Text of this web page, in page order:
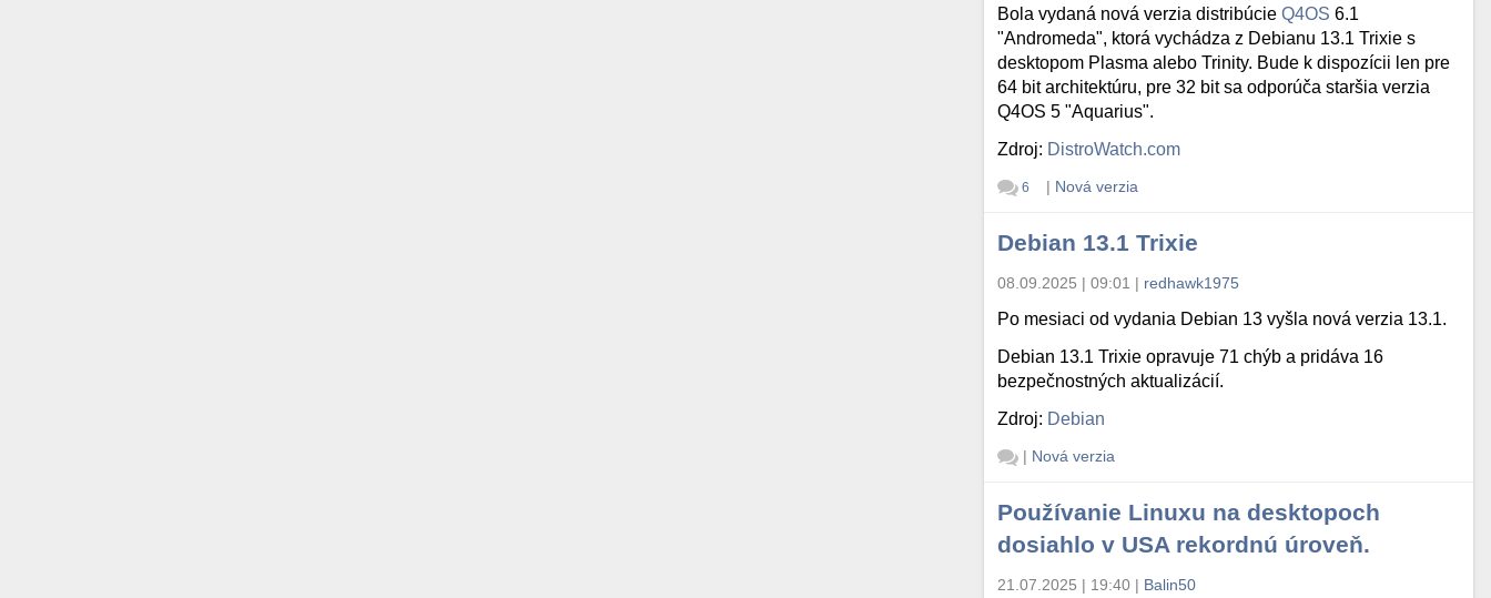
Bola vydaná nová verzia distribúcieQ4OS 6.1
"Andromeda", ktorá vychádza z Debianu 13.1 Trixie s
desktopom Plasma alebo Trinity. Bude k dispozícii len pre
64 bit architektúru, pre 32 bit sa odporúča staršia verzia
Q4OS 5 "Aquarius".
Zdroj: DistroWatch.com
6 | Nová verzia
Debian 13.1 Trixie
08.09.2025 | 09:01 | redhawk1975
Po mesiaci od vydania Debian 13 vyšla nová verzia 13.1.
Debian 13.1 Trixie opravuje 71 chýb a pridáva 16
bezpečnostných aktualizácií.
Zdroj: Debian
| Nová verzia
Používanie Linuxu na desktopoch
dosiahlo v USA rekordnú úroveň.
21.07.2025 | 19:40 | Balin50